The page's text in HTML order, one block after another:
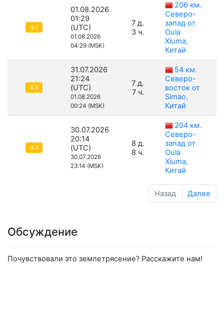
4.7
01.08.2026
01:29
(UTC)
01.08.2026
04:29 (MSK)
7 д.
3 ч.
206 км.
Северо-
запад от
Oula
Xiuma,
Китай
4.5
31.07.2026
21:24
(UTC)
01.08.2026
00:24 (MSK)
7 д.
7 ч.
54 км.
Северо-
восток от
Simao,
Китай
4.4
30.07.2026
20:14
(UTC)
30.07.2026
23:14 (MSK)
8 д.
8 ч.
204 км.
Северо-
запад от
Oula
Xiuma,
Китай
Назад Далее
Обсуждение
Почувствовали это землетрясение? Расскажите нам!